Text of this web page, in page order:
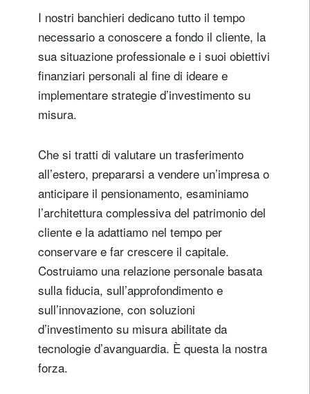
I nostri banchieri dedicano tutto il tempo
necessario a conoscere a fondo il cliente, la
sua situazione professionale e i suoi obiettivi
finanziari personali al fine di ideare e
implementare strategie d’investimento su
misura.
Che si tratti di valutare un trasferimento
all’estero, prepararsi a vendere un’impresa o
anticipare il pensionamento, esaminiamo
l’architettura complessiva del patrimonio del
cliente e la adattiamo nel tempo per
conservare e far crescere il capitale.
Costruiamo una relazione personale basata
sulla fiducia, sull’approfondimento e
sull’innovazione, con soluzioni
d’investimento su misura abilitate da
tecnologie d’avanguardia. È questa la nostra
forza.